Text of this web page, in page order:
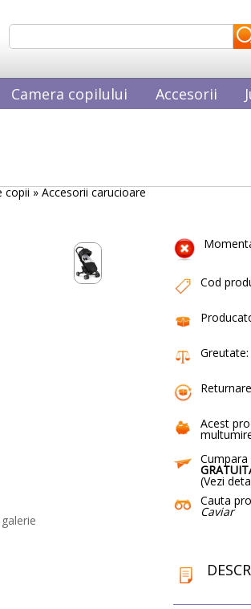
Camera copilului Accesorii
copii »Accesorii carucioare
Cod
Greutate:
Acest
(Vezi
Cauta
Caviar